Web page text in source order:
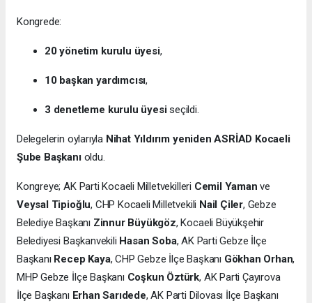
Kongrede:
20 yönetim kurulu üyesi,
10 başkan yardımcısı,
3 denetleme kurulu üyesiseçildi.
Delegelerin oylarıyla Nihat Yıldırım yeniden ASRİAD Kocaeli
Şube Başkanıoldu.
Kongreye; AK Parti Kocaeli Milletvekilleri Cemil Yaman ve
Veysal Tipioğlu, CHP Kocaeli Milletvekili Nail Çiler, Gebze
Belediye Başkanı Zinnur Büyükgöz, Kocaeli Büyükşehir
Belediyesi Başkanvekili Hasan Soba, AK Parti Gebze İlçe
Başkanı Recep Kaya, CHP Gebze İlçe Başkanı Gökhan Orhan,
MHP Gebze İlçe Başkanı Coşkun Öztürk, AK Parti Çayırova
İlçe Başkanı Erhan Sarıdede, AK Parti Dilovası İlçe Başkanı